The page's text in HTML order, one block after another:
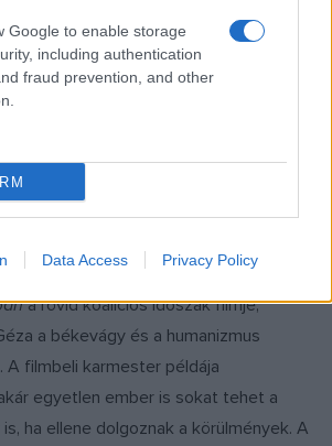
Google to enable storage
including authentication
fraud prevention, and other
Data Access Privacy Policy
többiek. A karmester védelmébe veszi
a fiatalokat, akikkel kölcsönösen
Berendezik saját világukat,
kisfiú életét veszti a csatában, végül
arról, hogy végleg birtokba vehetik a
a rövid koalíciós időszak filmje,
a békevágy és a humanizmus
filmbeli karmester példája
egyetlen ember is sokat tehet a
ha ellene dolgoznak a körülmények. A